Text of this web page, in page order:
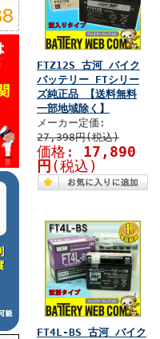
FTZ12S 古河 バイク
バッテリー FTシリー
ズ純正品 【送料無料
一部地域除く】
メーカー定価:
27,398円(税込)
価格: 17,890
円 (税込)
FT4L-BS 古河 バイク